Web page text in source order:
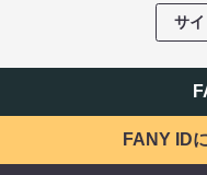
サ
FANY ID